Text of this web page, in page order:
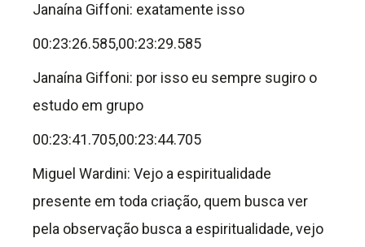
Janaína Giffoni: exatamente isso
00:23:26.585,00:23:29.585
Janaína Giffoni: por isso eu sempre sugiro o
estudo em grupo
00:23:41.705,00:23:44.705
Miguel Wardini: Vejo a espiritualidade
presente em toda criação, quem busca ver
pela observação busca a espiritualidade, vejo